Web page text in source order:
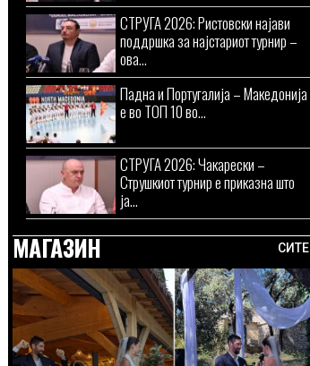
СТРУГА 2026: Ристовски најави
поддршка за најстариот турнир –
ова...
Падна и Португалија – Македонија
е во ТОП 10 во...
СТРУГА 2026: Чакарески –
Струшкиот турнир е приказна што
ја...
МАГАЗИН СИТЕ